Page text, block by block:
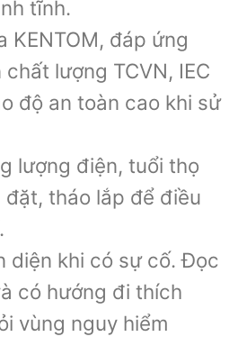
tĩnh.
KENTOM, đáp ứng
lượng TCVN, IEC
độ an toàn cao khi sử
lượng điện, tuổi thọ
tháo lắp để điều
diện khi có sự cố. Đọc
có hướng đi thích
vùng nguy hiểm